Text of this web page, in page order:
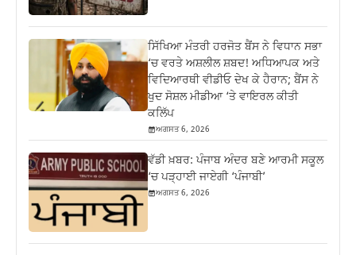
ਸਿੱਖਿਆ ਮੰਤਰੀ ਹਰਜੋਤ ਬੈਂਸ ਨੇ ਵਿਧਾਨ ਸਭਾ
‘ਚ ਵਰਤੇ ਅਸ਼ਲੀਲ ਸ਼ਬਦ! ਅਧਿਆਪਕ ਅਤੇ
ਵਿਦਿਆਰਥੀ ਵੀਡੀਓ ਦੇਖ ਕੇ ਹੈਰਾਨ; ਬੈਂਸ ਨੇ
ਖੁਦ ਸੋਸ਼ਲ ਮੀਡੀਆ ‘ਤੇ ਵਾਇਰਲ ਕੀਤੀ
ਕਲਿੱਪ
ਅਗਸਤ 6, 2026
ਵੱਡੀ ਖ਼ਬਰ: ਪੰਜਾਬ ਅੰਦਰ ਬਣੇ ਆਰਮੀ ਸਕੂਲ
‘ਚ ਪੜ੍ਹਾਈ ਜਾਏਗੀ ‘ਪੰਜਾਬੀ’
ਅਗਸਤ 6, 2026